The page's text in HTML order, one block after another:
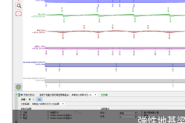
弹性地基